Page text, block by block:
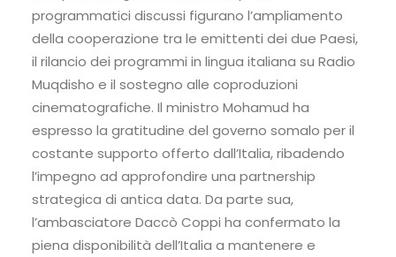
programmatici discussi figurano l’ampliamento
della cooperazione tra le emittenti dei due Paesi,
il rilancio dei programmi in lingua italiana su Radio
Muqdisho e il sostegno alle coproduzioni
cinematografiche. Il ministro Mohamud ha
espresso la gratitudine del governo somalo per il
costante supporto offerto dall’Italia, ribadendo
l’impegno ad approfondire una partnership
strategica di antica data. Da parte sua,
l’ambasciatore Daccò Coppi ha confermato la
piena disponibilità dell’Italia a mantenere e